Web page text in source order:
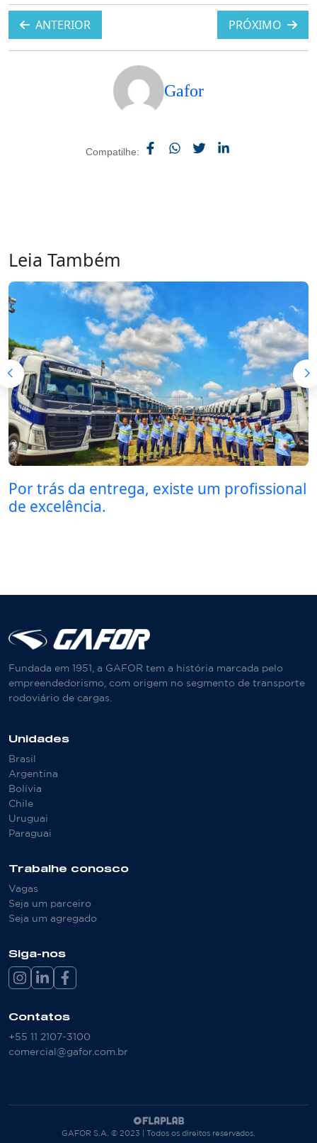
ANTERIOR PRÓXIMO
Gafor
Compatilhe:
Leia Também
Por trás da entrega, existe um profissional
de excelência.
Fundada em 1951, a GAFOR tem a história marcada pelo
empreendedorismo, com origem no segmento de transporte
rodoviário de cargas.
Unidades
Brasil
Argentina
Bolívia
Chile
Uruguai
Paraguai
Trabalhe conosco
Vagas
Seja um parceiro
Seja um agregado
Siga-nos
Contatos
+55 11 2107-3100
comercial@gafor.com.br
GAFOR S.A. © 2023 | Todos os direitos reservados.